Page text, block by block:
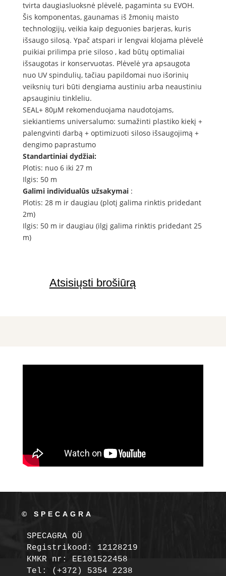
tvirta daugiasluoksnė plėvelė, pagaminta su EVOH.
Šis komponentas, gaunamas iš žmonių maisto
technologijų, veikia kaip deguonies barjeras, kuris
išsaugo silosą. Ypač atspari ir lengvai klojama plėvelė
puikiai prilimpa prie siloso , kad būtų optimaliai
išsaugotas ir konservuotas. Plėvelė yra apsaugota
nuo UV spindulių, tačiau papildomai nuo išorinių
veiksnių turi būti dengiama austiniu arba neaustiniu
apsauginiu tinkleliu.
SEAL+ 80µM rekomenduojama naudotojams,
siekiantiems universalumo: sumažinti plastiko kiekį +
palengvinti darbą + optimizuoti siloso išsaugojimą +
dengimo paprastumo
Standartiniai dydžiai:
Plotis: nuo 6 iki 27 m
Ilgis: 50 m
Galimi individualūs užsakymai:
Plotis: 28 m ir daugiau (plotį galima rinktis pridedant
2m)
Ilgis: 50 m ir daugiau (ilgį galima rinktis pridedant 25
m)
Atsisiųsti brošiūrą
© SPECAGRA
SPECAGRA OÜ
Registrikood: 12128219
KMKR nr: EE101522458
Tel: (+372) 5354 2238